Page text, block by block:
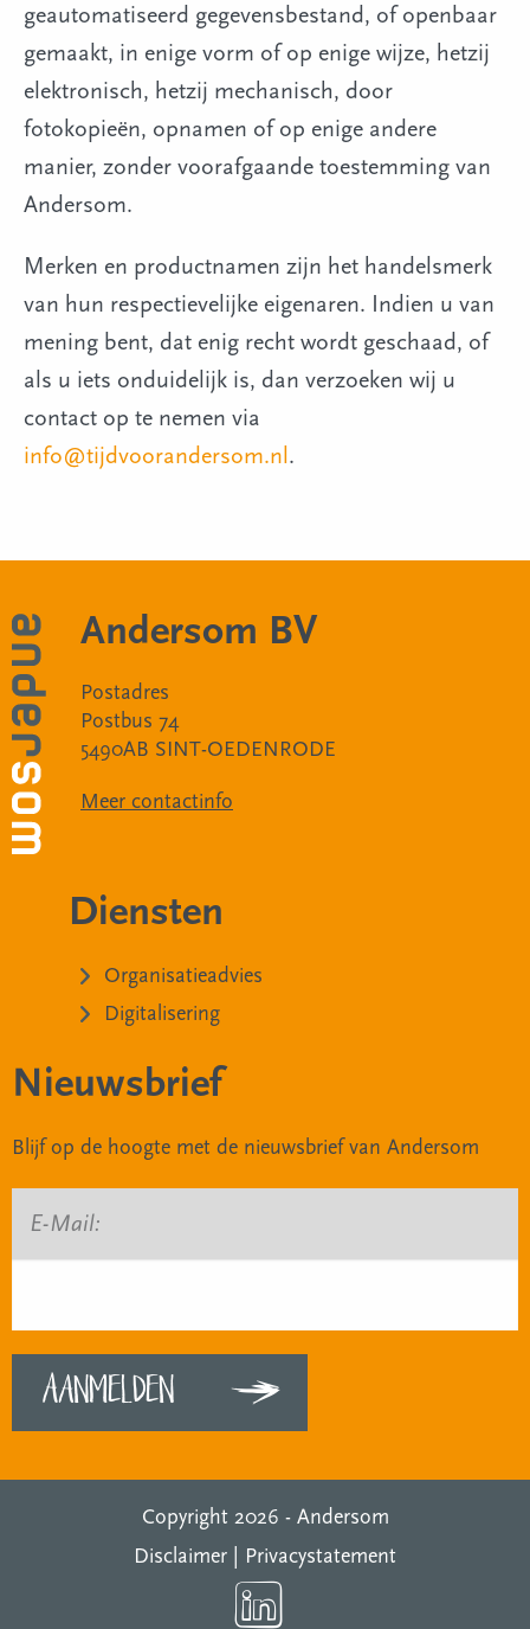
geautomatiseerd gegevensbestand, of openbaar
gemaakt, in enige vorm of op enige wijze, hetzij
elektronisch, hetzij mechanisch, door
fotokopieën, opnamen of op enige andere
manier, zonder voorafgaande toestemming van
Andersom.
Merken en productnamen zijn het handelsmerk
van hun respectievelijke eigenaren. Indien u van
mening bent, dat enig recht wordt geschaad, of
als u iets onduidelijk is, dan verzoeken wij u
contact op te nemen via
info@tijdvoorandersom.nl .
Andersom BV
Postadres
Postbus 74
5490AB SINT-OEDENRODE
Meer contactinfo
Diensten
Organisatieadvies
Digitalisering
Nieuwsbrief
Blijf op de hoogte met de nieuwsbrief van Andersom
E-Mail:
Copyright 2026 - Andersom
Disclaimer
Privacystatement